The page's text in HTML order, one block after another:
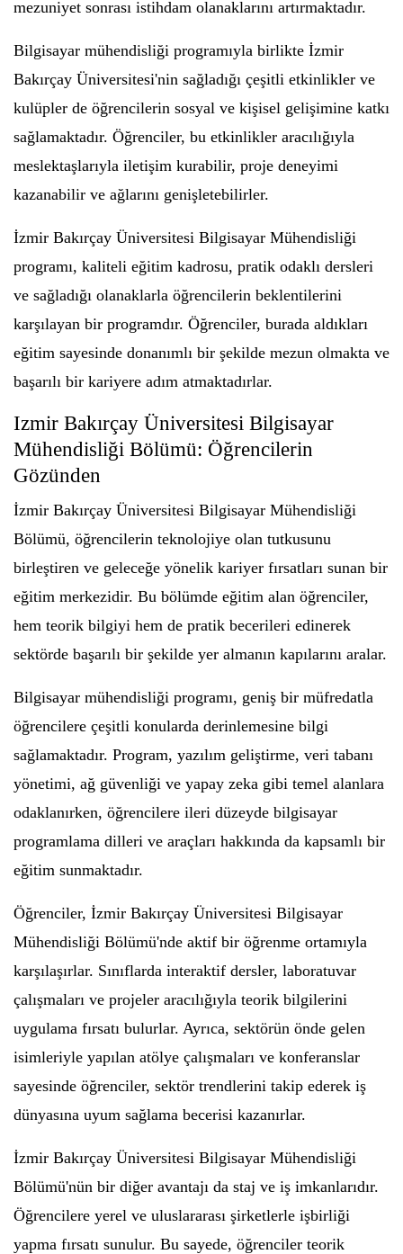
mezuniyet sonrası istihdam olanaklarını artırmaktadır.
Bilgisayar mühendisliği programıyla birlikte İzmir
Bakırçay Üniversitesi'nin sağladığı çeşitli etkinlikler ve
kulüpler de öğrencilerin sosyal ve kişisel gelişimine katkı
sağlamaktadır. Öğrenciler, bu etkinlikler aracılığıyla
meslektaşlarıyla iletişim kurabilir, proje deneyimi
kazanabilir ve ağlarını genişletebilirler.
İzmir Bakırçay Üniversitesi Bilgisayar Mühendisliği
programı, kaliteli eğitim kadrosu, pratik odaklı dersleri
ve sağladığı olanaklarla öğrencilerin beklentilerini
karşılayan bir programdır. Öğrenciler, burada aldıkları
eğitim sayesinde donanımlı bir şekilde mezun olmakta ve
başarılı bir kariyere adım atmaktadırlar.
Izmir Bakırçay Üniversitesi Bilgisayar
Mühendisliği Bölümü: Öğrencilerin
Gözünden
İzmir Bakırçay Üniversitesi Bilgisayar Mühendisliği
Bölümü, öğrencilerin teknolojiye olan tutkusunu
birleştiren ve geleceğe yönelik kariyer fırsatları sunan bir
eğitim merkezidir. Bu bölümde eğitim alan öğrenciler,
hem teorik bilgiyi hem de pratik becerileri edinerek
sektörde başarılı bir şekilde yer almanın kapılarını aralar.
Bilgisayar mühendisliği programı, geniş bir müfredatla
öğrencilere çeşitli konularda derinlemesine bilgi
sağlamaktadır. Program, yazılım geliştirme, veri tabanı
yönetimi, ağ güvenliği ve yapay zeka gibi temel alanlara
odaklanırken, öğrencilere ileri düzeyde bilgisayar
programlama dilleri ve araçları hakkında da kapsamlı bir
eğitim sunmaktadır.
Öğrenciler, İzmir Bakırçay Üniversitesi Bilgisayar
Mühendisliği Bölümü'nde aktif bir öğrenme ortamıyla
karşılaşırlar. Sınıflarda interaktif dersler, laboratuvar
çalışmaları ve projeler aracılığıyla teorik bilgilerini
uygulama fırsatı bulurlar. Ayrıca, sektörün önde gelen
isimleriyle yapılan atölye çalışmaları ve konferanslar
sayesinde öğrenciler, sektör trendlerini takip ederek iş
dünyasına uyum sağlama becerisi kazanırlar.
İzmir Bakırçay Üniversitesi Bilgisayar Mühendisliği
Bölümü'nün bir diğer avantajı da staj ve iş imkanlarıdır.
Öğrencilere yerel ve uluslararası şirketlerle işbirliği
yapma fırsatı sunulur. Bu sayede, öğrenciler teorik